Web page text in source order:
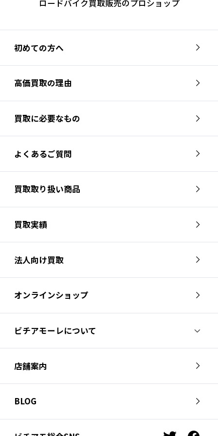
ロードバイク買取販売のプロショップ
初めての方へ
高価買取の理由
買取に必要なもの
よくあるご質問
買取取り扱い商品
買取実績
法人向け買取
オンラインショップ
ビチアモーレについて
ビチアモーレについて
スタッフ紹介
会社概要
店舗案内
芦屋店
南麻布店
サイクルジャージ店
BLOG
お知らせ
スタッフブログ